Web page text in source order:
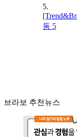
5.
동 5
브라보 추천뉴스